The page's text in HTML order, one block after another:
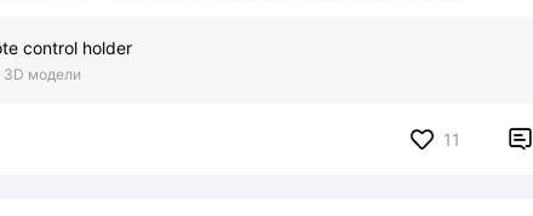
control holder
модели
11 